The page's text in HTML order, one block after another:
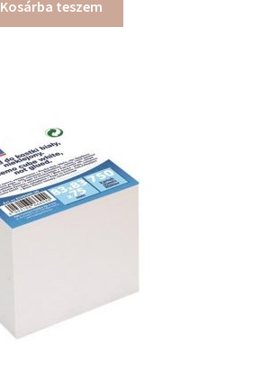
Kosárba teszem